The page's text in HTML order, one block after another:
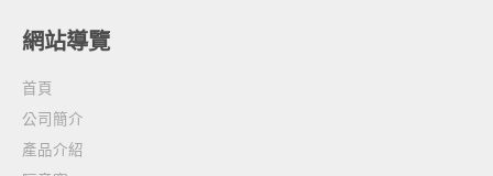
網站導覽
首頁
公司簡介
產品介紹